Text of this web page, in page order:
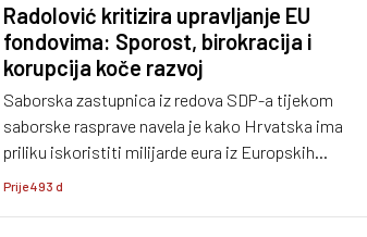
Radolović kritizira upravljanje EU
fondovima: Sporost, birokracija i
korupcija koče razvoj
Saborska zastupnica iz redova SDP-a tijekom
saborske rasprave navela je kako Hrvatska ima
priliku iskoristiti milijarde eura iz Europskih
strukturnih i investicijskih fondova za razvoj
Prije 493 d